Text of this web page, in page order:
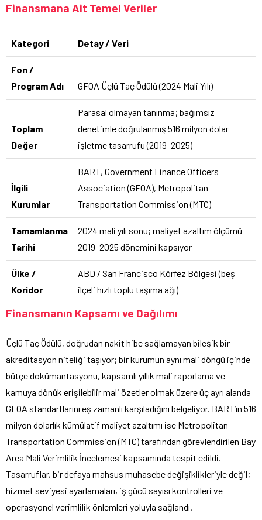
Finansmana Ait Temel Veriler
Kategori Detay / Veri
Fon /
Program Adı
GFOA Üçlü Taç Ödülü (2024 Mali Yılı)
Toplam
Değer
Parasal olmayan tanınma; bağımsız
denetimle doğrulanmış 516 milyon dolar
işletme tasarrufu (2019–2025)
İlgili
Kurumlar
BART, Government Finance Officers
Association (GFOA), Metropolitan
Transportation Commission (MTC)
Tamamlanma
Tarihi
2024 mali yılı sonu; maliyet azaltım ölçümü
2019–2025 dönemini kapsıyor
Ülke /
Koridor
ABD / San Francisco Körfez Bölgesi (beş
ilçeli hızlı toplu taşıma ağı)
Finansmanın Kapsamı ve Dağılımı
Üçlü Taç Ödülü, doğrudan nakit hibe sağlamayan bileşik bir
akreditasyon niteliği taşıyor; bir kurumun aynı mali döngü içinde
bütçe dokümantasyonu, kapsamlı yıllık mali raporlama ve
kamuya dönük erişilebilir mali özetler olmak üzere üç ayrı alanda
GFOA standartlarını eş zamanlı karşıladığını belgeliyor. BART’ın 516
milyon dolarlık kümülatif maliyet azaltımı ise Metropolitan
Transportation Commission (MTC) tarafından görevlendirilen Bay
Area Mali Verimlilik İncelemesi kapsamında tespit edildi.
Tasarruflar, bir defaya mahsus muhasebe değişiklikleriyle değil;
hizmet seviyesi ayarlamaları, iş gücü sayısı kontrolleri ve
operasyonel verimlilik önlemleri yoluyla sağlandı.